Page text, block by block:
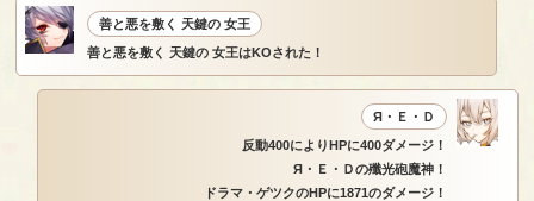
善と悪を敷く 天鍵の 女王
善と悪を敷く 天鍵の 女王はKOされた！
Я・Ｅ・Ｄ
反動400によりHPに400ダメージ！
Я・Ｅ・Ｄの殲光砲魔神！
ドラマ・ゲツクのHPに1871のダメージ！